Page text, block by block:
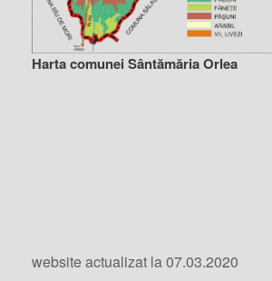
Harta comunei Sântămăria Orlea
website actualizat la 07.03.2020